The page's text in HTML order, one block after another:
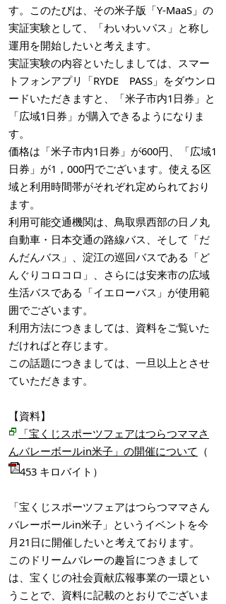
す。このたびは、その米子版「Y-MaaS」の
実証実験として、「わいわいパス」と称し
運用を開始したいと考えます。
実証実験の内容といたしましては、スマー
トフォンアプリ「RYDE PASS」をダウンロ
ードいただきますと、「米子市内1日券」と
「広域1日券」が購入できるようになりま
す。
価格は「米子市内1日券」が600円、「広域1
日券」が1，000円でございます。使える区
域と利用時間帯がそれぞれ定められており
ます。
利用可能交通機関は、鳥取県西部の日ノ丸
自動車・日本交通の路線バス、そして「だ
んだんバス」、淀江の巡回バスである「ど
んぐりコロコロ」、さらには安来市の広域
生活バスである「イエローバス」が使用範
囲でございます。
利用方法につきましては、資料をご覧いた
だければと存じます。
この話題につきましては、一旦以上とさせ
ていただきます。
【資料】
「宝くじスポーツフェアはつらつママさ
んバレーボールin米子」の開催について （
453 キロバイト）
「宝くじスポーツフェアはつらつママさん
バレーボールin米子」というイベントを今
月21日に開催したいと考えております。
このドリームバレーの趣旨につきまして
は、宝くじの社会貢献広報事業の一環とい
うことで、資料に記載のとおりでございま